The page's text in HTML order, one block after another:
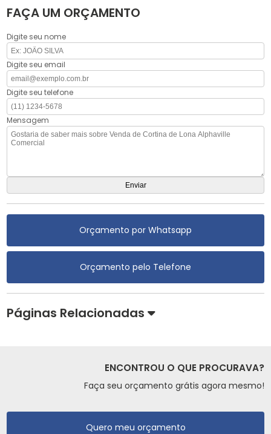
FAÇA UM ORÇAMENTO
Digite seu nome
Digite seu email
Digite seu telefone
Mensagem
Orçamento por Whatsapp
Orçamento pelo Telefone
Páginas Relacionadas
ENCONTROU O QUE PROCURAVA?
Faça seu orçamento grátis agora mesmo!
Quero meu orçamento